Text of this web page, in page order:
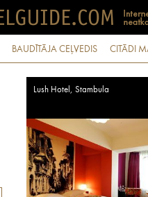
BAUDĪTĀJA CEĻVEDIS CITĀDI
Lush Hotel, Stambula